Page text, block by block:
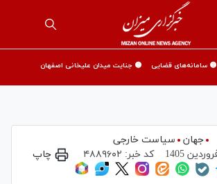
🟡 سامانه‌های قضایی 🟡 جنایت میدان علیخانی اصفهان
جهان
سیاست خارجی
کد خبر: ۴۸۸۹۶۰۲ چاپ